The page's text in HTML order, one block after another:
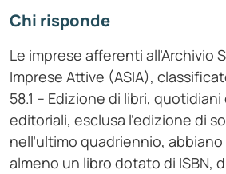
Chi risponde
Le imprese afferenti all’Archivio
Imprese Attive (ASIA),
58.1 – Edizione di libri,
editoriali, esclusa l’edizione di
nell’ultimo quadriennio,
almeno un libro dotato di ISBN,